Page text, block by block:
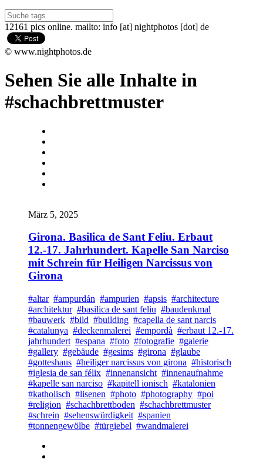
12161 pics online. mailto: info [at] nightphotos [dot] de
© www.nightphotos.de
Sehen Sie alle Inhalte in
#schachbrettmuster
März 5, 2025
Girona. Basilica de Sant Feliu. Erbaut
12.-17. Jahrhundert. Kapelle San Narciso
mit Schrein für Heiligen Narcissus von
Girona
#altar #ampurdán #ampurien #apsis #architecture
#architektur #basilica de sant feliu #baudenkmal
#bauwerk #bild #building #capella de sant narcis
#catalunya #deckenmalerei #empordà #erbaut 12.-17.
jahrhundert #espana #foto #fotografie #galerie
#gallery #gebäude #gesims #girona #glaube
#gotteshaus #heiliger narcissus von girona #historisch
#iglesia de san félix #innenansicht #innenaufnahme
#kapelle san narciso #kapitell ionisch #katalonien
#katholisch #lisenen #photo #photography #poi
#religion #schachbrettboden #schachbrettmuster
#schrein #sehenswürdigkeit #spanien
#tonnengewölbe #türgiebel #wandmalerei